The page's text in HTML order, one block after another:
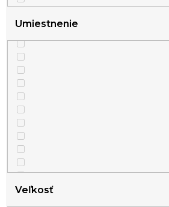
Umiestnenie
Veľkosť